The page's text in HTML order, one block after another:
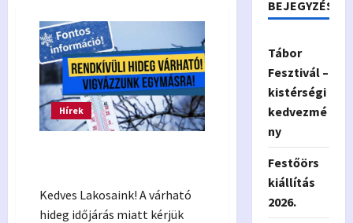
Hírek
Kedves Lakosaink! A várható
hideg időjárás miatt kérjük
BEJEGYZÉSEK
Tábor
Fesztivál –
kistérségi
kedvezmé
ny
Festőörs
kiállítás
2026.